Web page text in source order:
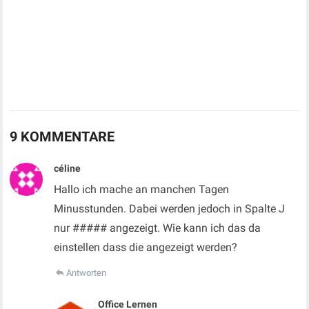
9 KOMMENTARE
céline
Hallo ich mache an manchen Tagen
Minusstunden. Dabei werden jedoch in Spalte J
nur ##### angezeigt. Wie kann ich das da
einstellen dass die angezeigt werden?
Antworten
Office Lernen